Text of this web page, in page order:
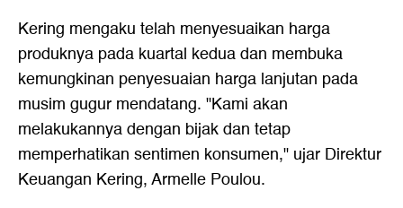
Kering mengaku telah menyesuaikan harga
produknya pada kuartal kedua dan membuka
kemungkinan penyesuaian harga lanjutan pada
musim gugur mendatang. "Kami akan
melakukannya dengan bijak dan tetap
memperhatikan sentimen konsumen," ujar Direktur
Keuangan Kering, Armelle Poulou.